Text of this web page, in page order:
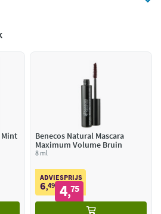
Benecos Natural Mascara
Maximum Volume Bruin
8 ml
ADVIESPRIJS
6,49 4,75